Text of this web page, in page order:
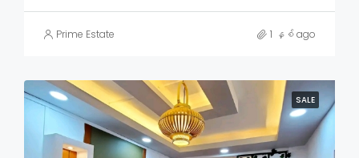
Prime Estate 1 နှစ် ago
SALE